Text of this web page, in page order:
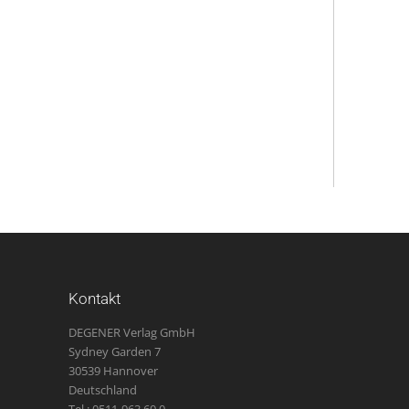
Kontakt
DEGENER Verlag GmbH
Sydney Garden 7
30539 Hannover
Deutschland